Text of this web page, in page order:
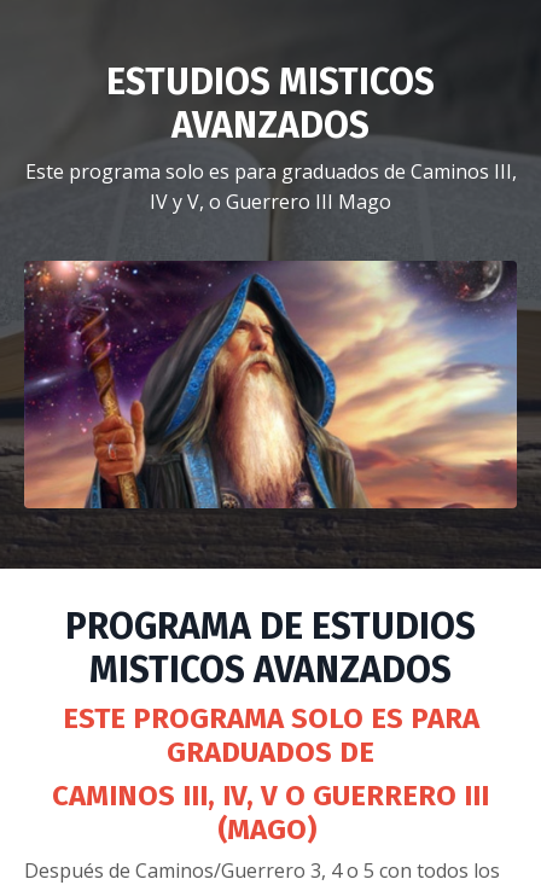
ESTUDIOS MISTICOS
AVANZADOS
Este programa solo es para graduados de Caminos III,
IV y V, o Guerrero III Mago
PROGRAMA DE ESTUDIOS
MISTICOS AVANZADOS
ESTE PROGRAMA SOLO ES PARA
GRADUADOS DE
CAMINOS III, IV, V O GUERRERO III
(MAGO)
Después de Caminos/Guerrero 3, 4 o 5 con todos los